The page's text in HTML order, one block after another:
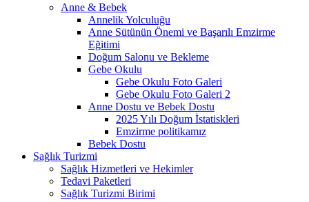
Anne & Bebek
Annelik Yolculuğu
Anne Sütünün Önemi ve Başarılı Emzirme
Eğitimi
Doğum Salonu ve Bekleme
Gebe Okulu
Gebe Okulu Foto Galeri
Gebe Okulu Foto Galeri 2
Anne Dostu ve Bebek Dostu
2025 Yılı Doğum İstatiskleri
Emzirme politikamız
Bebek Dostu
Sağlık Turizmi
Sağlık Hizmetleri ve Hekimler
Tedavi Paketleri
Sağlık Turizmi Birimi